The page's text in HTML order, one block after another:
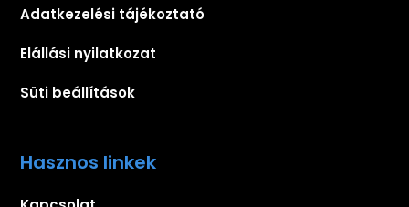
Adatkezelési tájékoztató
Elállási nyilatkozat
Süti beállítások
Hasznos linkek